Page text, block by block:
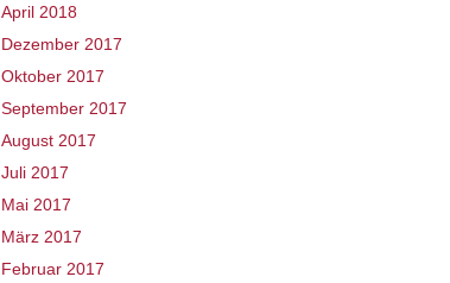
April 2018
Dezember 2017
Oktober 2017
September 2017
August 2017
Juli 2017
Mai 2017
März 2017
Februar 2017